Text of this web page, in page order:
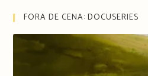
FORA DE CENA: DOCUSERIES